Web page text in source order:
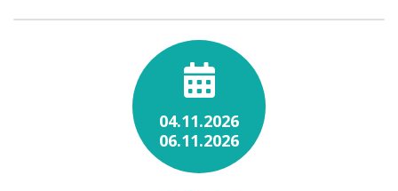
04.11.2026
06.11.2026